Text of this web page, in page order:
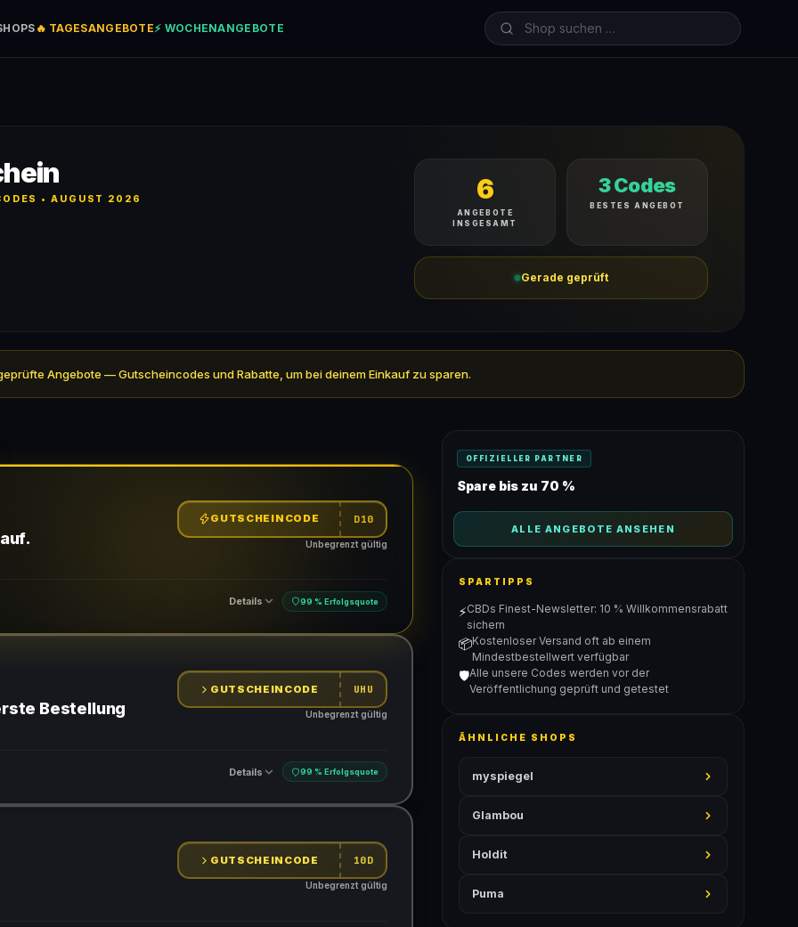
🔥 TAGESANGEBOTE⚡ WOCHENANGEBOTE
• AUGUST 2026 6
ANGEBOTE
INSGESAMT
3 Codes
BESTES ANGEBOT
Gerade geprüft
Angebote — Gutscheincodes und Rabatte, um bei deinem Einkauf zu sparen.
GUTSCHEINCODE D10
Unbegrenzt gültig
Details 99 % Erfolgsquote
Bestellung
GUTSCHEINCODE UHU
Unbegrenzt gültig
Details 99 % Erfolgsquote
GUTSCHEINCODE 10D
Unbegrenzt gültig
OFFIZIELLER PARTNER
Spare bis zu 70 %
ALLE ANGEBOTE ANSEHEN
SPARTIPPS
⚡CBDs Finest-Newsletter: 10 % Willkommensrabatt
sichern
📦Kostenloser Versand oft ab einem
Mindestbestellwert verfügbar
🛡️Alle unsere Codes werden vor der
Veröffentlichung geprüft und getestet
ÄHNLICHE SHOPS
myspiegel
Glambou
Holdit
Puma